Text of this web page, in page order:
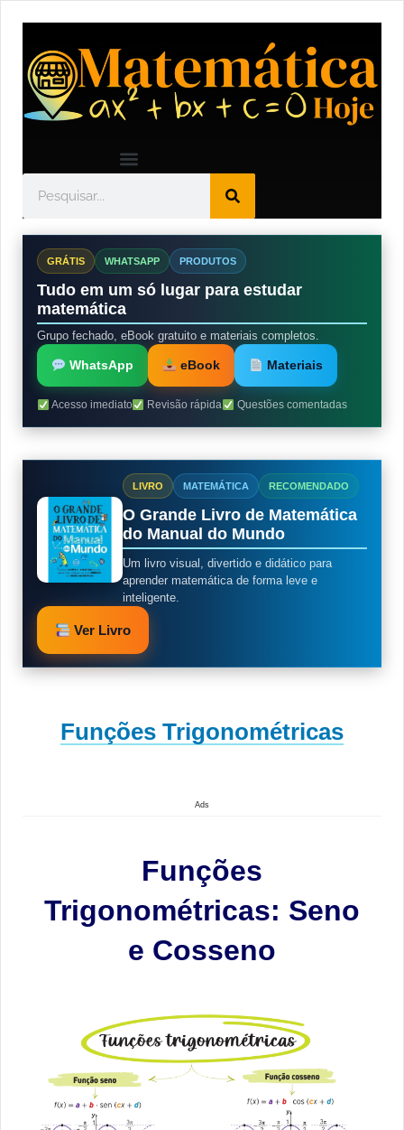
GRÁTIS WHATSAPP PRODUTOS
Tudo em um só lugar para estudar
matemática
Grupo fechado, eBook gratuito e materiais completos.
WhatsApp eBook Materiais
Acesso imediato Revisão rápida Questões comentadas
LIVRO MATEMÁTICA RECOMENDADO
O Grande Livro de Matemática
do Manual do Mundo
Um livro visual, divertido e didático para
aprender matemática de forma leve e
inteligente.
Ver Livro
Funções Trigonométricas
Ads
Funções
Trigonométricas: Seno
e Cosseno